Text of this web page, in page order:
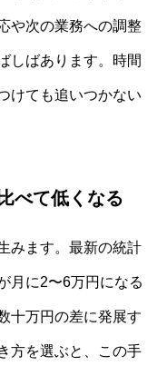
や次の業務への調整
しばあります。時間
けても追いつかない
べて低くなる
みます。最新の統計
月に2〜6万円になる
十万円の差に発展す
方を選ぶと、この手